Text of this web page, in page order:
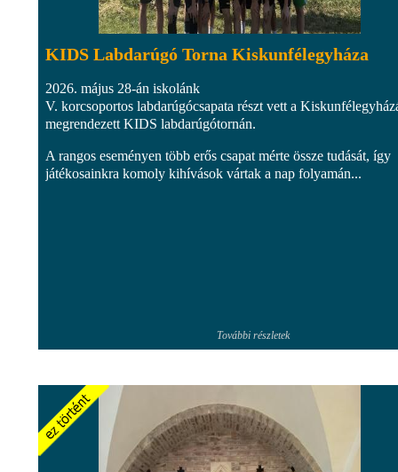
KIDS Labdarúgó Torna Kiskunfélegyháza
2026. május 28-án iskolánk
V. korcsoportos labdarúgócsapata részt vett a
megrendezett KIDS labdarúgótornán.
A rangos eseményen több erős csapat mérte össze tudását, így
játékosainkra komoly kihívások vártak a nap folyamán...
További részletek